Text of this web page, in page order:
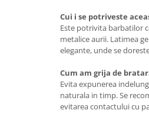
Cui i se potriveste
Este potrivita barbatilor
metalice aurii. Latimea
elegante, unde se
Cum am grija de
Evita expunerea
naturala in timp. Se
evitarea contactului cu